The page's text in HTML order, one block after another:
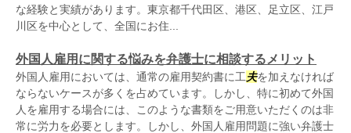
な経験と実績があります。東京都千代田区、港区、足立区、江戸
川区を中心として、全国にお住...
外国人雇用に関する悩みを弁護士に相談するメリット
外国人雇用においては、通常の雇用契約書に工夫を加えなければ
ならないケースが多くを占めています。しかし、特に初めて外国
人を雇用する場合には、このような書類をご用意いただくのは非
常に労力を必要とします。しかし、外国人雇用問題に強い弁護士